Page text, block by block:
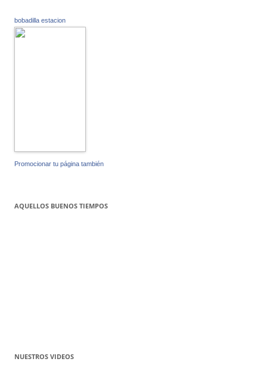
bobadilla estacion
Promocionar tu página también
AQUELLOS BUENOS TIEMPOS
NUESTROS VIDEOS